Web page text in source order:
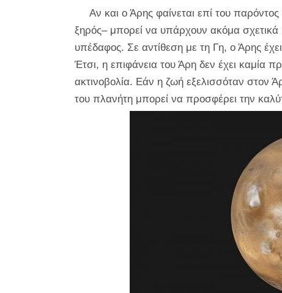
Αν και ο Άρης φαίνεται επί του
ξηρός– μπορεί να υπάρχουν ακόμα σχετικά
υπέδαφος. Σε αντίθεση με τη Γη, ο Άρης
Έτσι, η επιφάνεια του Άρη δεν έχει καμία
ακτινοβολία. Εάν η ζωή εξελισσόταν στον
του πλανήτη μπορεί να προσφέρει την